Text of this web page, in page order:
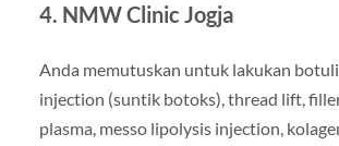
4. NMW Clinic Jogja
Anda memutuskan untuk lakukan
injection (suntik botoks), thread lift,
plasma, messo lipolysis injection,